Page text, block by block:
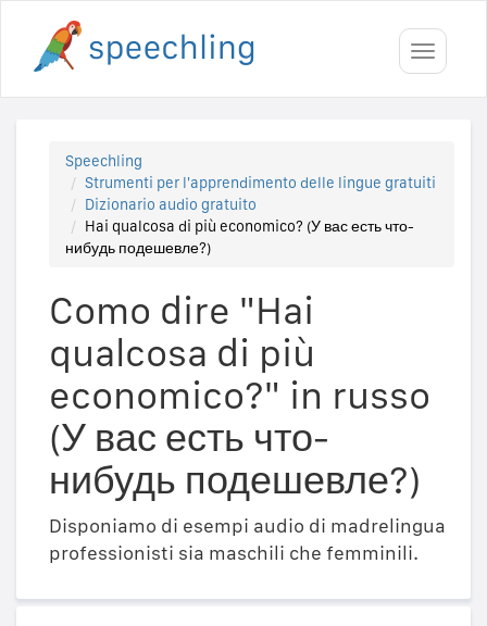
Toggle
Speechling
Strumenti per l'apprendimento delle lingue gratuiti
Dizionario audio gratuito
Hai qualcosa di più economico? (У вас есть что-
нибудь подешевле?)
Como dire "Hai
qualcosa di più
economico?" in russo
(У вас есть что-
нибудь подешевле?)
Disponiamo di esempi audio di madrelingua
professionisti sia maschili che femminili.